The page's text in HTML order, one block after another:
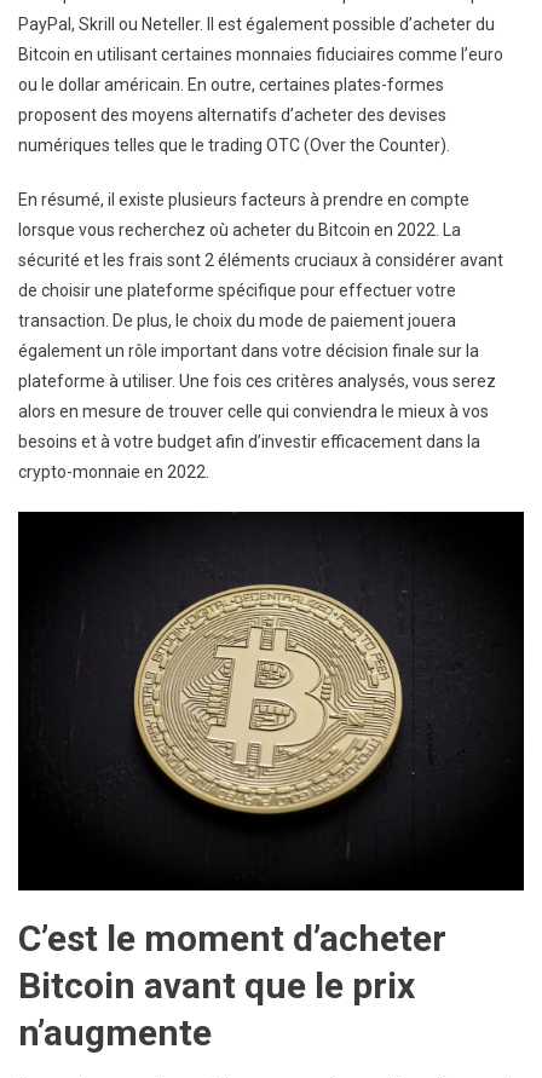
PayPal, Skrill ou Neteller. Il est également possible d’acheter du
Bitcoin en utilisant certaines monnaies fiduciaires comme l’euro
ou le dollar américain. En outre, certaines plates-formes
proposent des moyens alternatifs d’acheter des devises
numériques telles que le trading OTC (Over the Counter).
En résumé, il existe plusieurs facteurs à prendre en compte
lorsque vous recherchez où acheter du Bitcoin en 2022. La
sécurité et les frais sont 2 éléments cruciaux à considérer avant
de choisir une plateforme spécifique pour effectuer votre
transaction. De plus, le choix du mode de paiement jouera
également un rôle important dans votre décision finale sur la
plateforme à utiliser. Une fois ces critères analysés, vous serez
alors en mesure de trouver celle qui conviendra le mieux à vos
besoins et à votre budget afin d’investir efficacement dans la
crypto-monnaie en 2022.
C’est le moment d’acheter
Bitcoin avant que le prix
n’augmente